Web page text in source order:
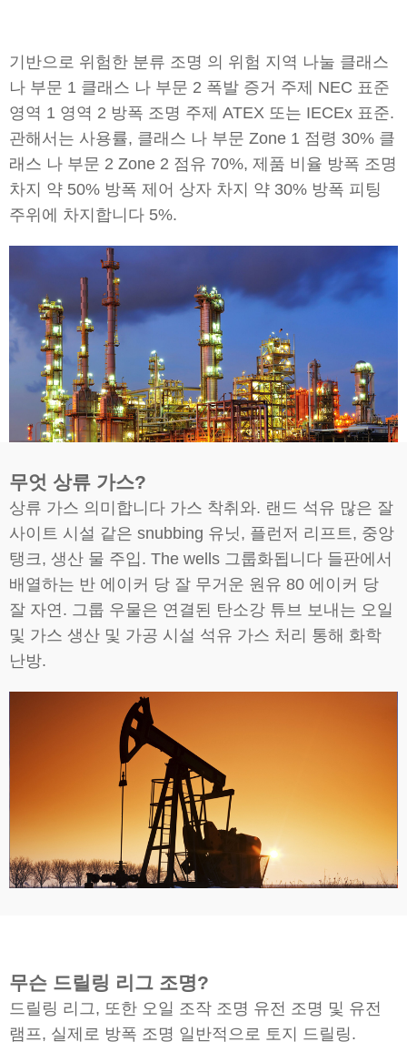
기반으로 위험한 분류 조명 의 위험 지역 나눌 클래스
나 부문 1 클래스 나 부문 2 폭발 증거 주제 NEC 표준
영역 1 영역 2 방폭 조명 주제 ATEX 또는 IECEx 표준.
관해서는 사용률, 클래스 나 부문 Zone 1 점령 30% 클
래스 나 부문 2 Zone 2 점유 70%, 제품 비율 방폭 조명
차지 약 50% 방폭 제어 상자 차지 약 30% 방폭 피팅
주위에 차지합니다 5%.
무엇 상류 가스?
상류 가스 의미합니다 가스 착취와. 랜드 석유 많은 잘
사이트 시설 같은 snubbing 유닛, 플런저 리프트, 중앙
탱크, 생산 물 주입. The wells 그룹화됩니다 들판에서
배열하는 반 에이커 당 잘 무거운 원유 80 에이커 당
잘 자연. 그룹 우물은 연결된 탄소강 튜브 보내는 오일
및 가스 생산 및 가공 시설 석유 가스 처리 통해 화학
난방.
무슨 드릴링 리그 조명?
드릴링 리그, 또한 오일 조작 조명 유전 조명 및 유전
램프, 실제로 방폭 조명 일반적으로 토지 드릴링.